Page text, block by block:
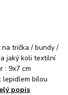
trička / bundy /
jaký koli textilní
: 9x7 cm
lepidlem bílou
popis